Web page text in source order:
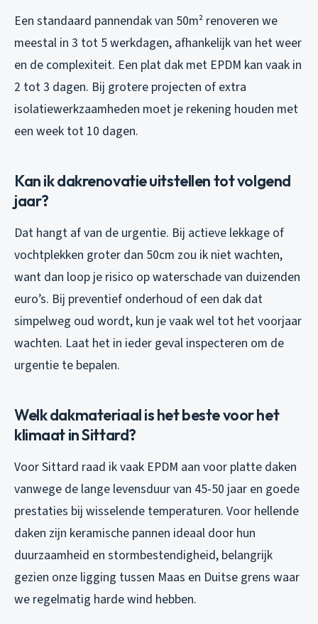
Een standaard pannendak van 50m² renoveren we
meestal in 3 tot 5 werkdagen, afhankelijk van het weer
en de complexiteit. Een plat dak met EPDM kan vaak in
2 tot 3 dagen. Bij grotere projecten of extra
isolatiewerkzaamheden moet je rekening houden met
een week tot 10 dagen.
Kan ik dakrenovatie uitstellen tot volgend
jaar?
Dat hangt af van de urgentie. Bij actieve lekkage of
vochtplekken groter dan 50cm zou ik niet wachten,
want dan loop je risico op waterschade van duizenden
euro’s. Bij preventief onderhoud of een dak dat
simpelweg oud wordt, kun je vaak wel tot het voorjaar
wachten. Laat het in ieder geval inspecteren om de
urgentie te bepalen.
Welk dakmateriaal is het beste voor het
klimaat in Sittard?
Voor Sittard raad ik vaak EPDM aan voor platte daken
vanwege de lange levensduur van 45-50 jaar en goede
prestaties bij wisselende temperaturen. Voor hellende
daken zijn keramische pannen ideaal door hun
duurzaamheid en stormbestendigheid, belangrijk
gezien onze ligging tussen Maas en Duitse grens waar
we regelmatig harde wind hebben.